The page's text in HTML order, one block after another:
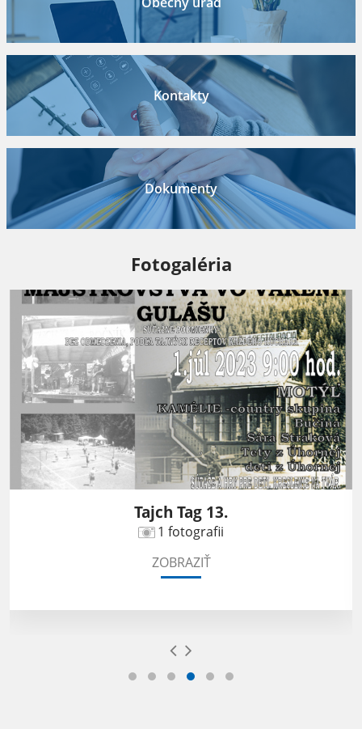
Kontakty
Dokumenty
Fotogaléria
Tajch Tag 13.
1 fotografii
ZOBRAZIŤ